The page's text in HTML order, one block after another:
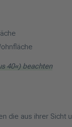
40«) beachten
aus ihrer